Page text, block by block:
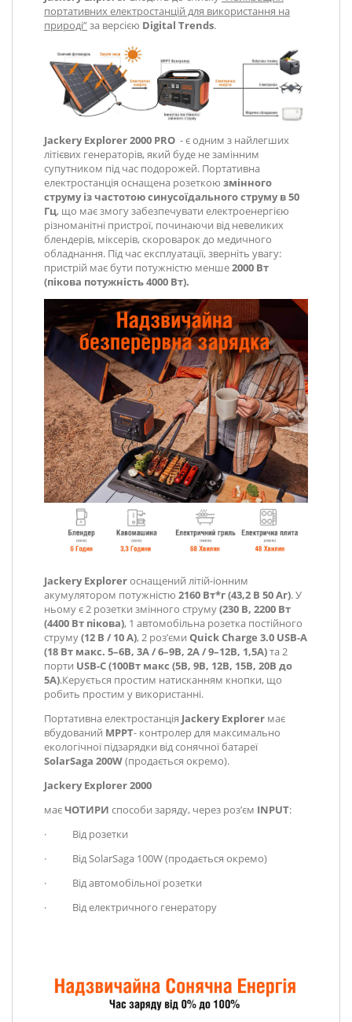
портативних електростанцій для використання на
природі”за версією Digital Trends.
Jackery Explorer2000 PRO - є одним з найлегших
літієвих генераторів, який буде не замінним
супутником під час подорожей. Портативна
електростанція оснащена розеткою змінного
струму із частотою синусоїдального струму в 50
Гц, що має змогу забезпечувати електроенергією
різноманітні пристрої, починаючи від невеликих
блендерів, міксерів, скороварок до медичного
обладнання. Під час експлуатації, зверніть увагу:
пристрій має бути потужністю менше2000 Вт
(пікова потужність 4000 Вт).
Jackery Explorerоснащений літій-іонним
акумулятором потужністю 2160 Вт*г (43,2 В 50 Аг). У
ньому є 2 розетки змінного струму(230 В, 2200 Вт
(4400 Вт пікова), 1 автомобільна розетка постійного
струму(12 В / 10 А), 2 роз’єми Quick Charge 3.0 USB-A
(18 Вт макс. 5–6В, 3A / 6–9В, 2A / 9–12В, 1,5A)та 2
порти USB-С (100Вт макс (5В, 9В, 12В, 15В, 20В до
5А).Керується простим натисканням кнопки, що
робить простим у використанні.
Портативна електростанція Jackery Explorer має
вбудований MPPT- контролер для максимально
екологічної підзарядки від сонячної батареї
SolarSaga 200W(продається окремо).
Jackery Explorer 2000
маєЧОТИРИ способи заряду, через роз’єм INPUT:
·
Від розетки
·
Від SolarSaga 100W (продається окремо)
·
Від автомобільної розетки
·
Від електричного генератору